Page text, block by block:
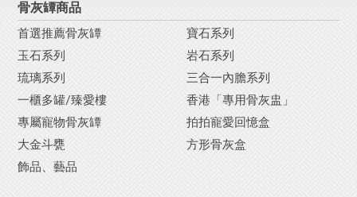
骨灰罈商品
首選推薦骨灰罈
寶石系列
玉石系列
岩石系列
琉璃系列
三合一內膽系列
一櫃多罐/臻愛樓
香港「專用骨灰盅」
專屬寵物骨灰罈
拍拍寵愛回憶盒
大金斗甕
方形骨灰盒
飾品、藝品